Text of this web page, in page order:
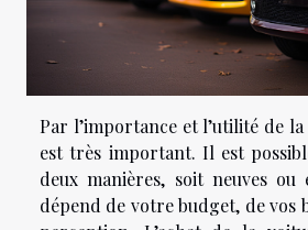
Par l’importance et l’utilité de
est très important. Il est
deux manières, soit neuves ou
dépend de votre budget, de vos